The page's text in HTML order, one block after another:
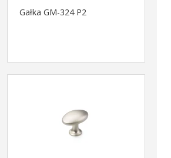
Gałka GM-324 P2